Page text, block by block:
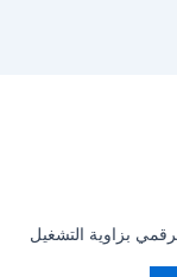
بزاوية التشغيل